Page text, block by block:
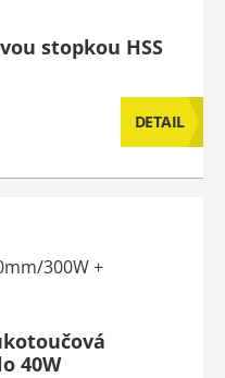
stopkou HSS
DETAIL
40W